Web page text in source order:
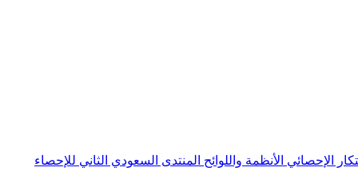
الإحصائي الأنظمة واللوائح المنتدى السعودي الثاني للإحصاء